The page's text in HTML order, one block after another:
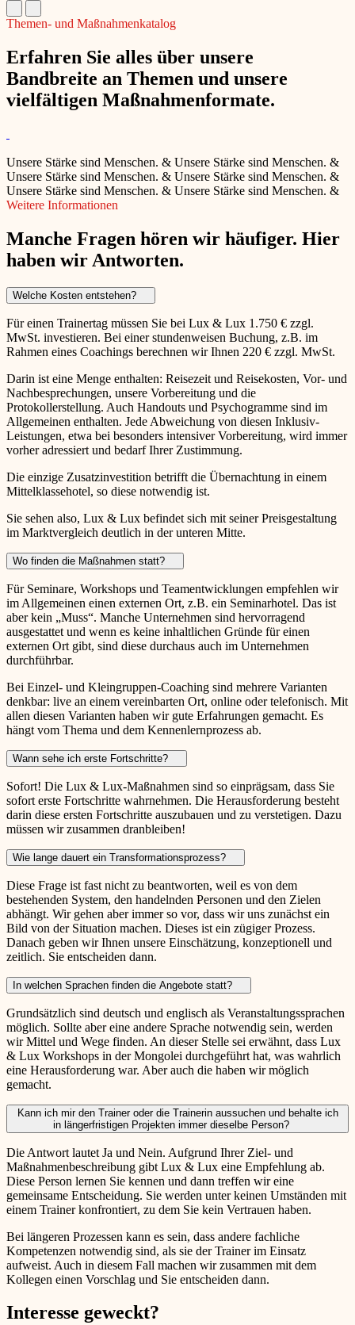
Themen- und Maßnahmenkatalog
Erfahren Sie alles über unsere
Bandbreite an Themen und unsere
vielfältigen Maßnahmenformate.
Unsere Stärke sind Menschen. & Unsere Stärke sind Menschen. &
Unsere Stärke sind Menschen. & Unsere Stärke sind Menschen. &
Unsere Stärke sind Menschen. & Unsere Stärke sind Menschen. &
Weitere Informationen
Manche Fragen hören wir häufiger. Hier
haben wir Antworten.
Welche Kosten entstehen?
Für einen Trainertag müssen Sie bei Lux & Lux 1.750 € zzgl.
MwSt. investieren. Bei einer stundenweisen Buchung, z.B. im
Rahmen eines Coachings berechnen wir Ihnen 220 € zzgl. MwSt.
Darin ist eine Menge enthalten: Reisezeit und Reisekosten, Vor- und
Nachbesprechungen, unsere Vorbereitung und die
Protokollerstellung. Auch Handouts und Psychogramme sind im
Allgemeinen enthalten. Jede Abweichung von diesen Inklusiv-
Leistungen, etwa bei besonders intensiver Vorbereitung, wird immer
vorher adressiert und bedarf Ihrer Zustimmung.
Die einzige Zusatzinvestition betrifft die Übernachtung in einem
Mittelklassehotel, so diese notwendig ist.
Sie sehen also, Lux & Lux befindet sich mit seiner Preisgestaltung
im Marktvergleich deutlich in der unteren Mitte.
Wo finden die Maßnahmen statt?
Für Seminare, Workshops und Teamentwicklungen empfehlen wir
im Allgemeinen einen externen Ort, z.B. ein Seminarhotel. Das ist
aber kein „Muss“. Manche Unternehmen sind hervorragend
ausgestattet und wenn es keine inhaltlichen Gründe für einen
externen Ort gibt, sind diese durchaus auch im Unternehmen
durchführbar.
Bei Einzel- und Kleingruppen-Coaching sind mehrere Varianten
denkbar: live an einem vereinbarten Ort, online oder telefonisch. Mit
allen diesen Varianten haben wir gute Erfahrungen gemacht. Es
hängt vom Thema und dem Kennenlernprozess ab.
Wann sehe ich erste Fortschritte?
Sofort! Die Lux & Lux-Maßnahmen sind so einprägsam, dass Sie
sofort erste Fortschritte wahrnehmen. Die Herausforderung besteht
darin diese ersten Fortschritte auszubauen und zu verstetigen. Dazu
müssen wir zusammen dranbleiben!
Wie lange dauert ein Transformationsprozess?
Diese Frage ist fast nicht zu beantworten, weil es von dem
bestehenden System, den handelnden Personen und den Zielen
abhängt. Wir gehen aber immer so vor, dass wir uns zunächst ein
Bild von der Situation machen. Dieses ist ein zügiger Prozess.
Danach geben wir Ihnen unsere Einschätzung, konzeptionell und
zeitlich. Sie entscheiden dann.
In welchen Sprachen finden die Angebote statt?
Grundsätzlich sind deutsch und englisch als Veranstaltungssprachen
möglich. Sollte aber eine andere Sprache notwendig sein, werden
wir Mittel und Wege finden. An dieser Stelle sei erwähnt, dass Lux
& Lux Workshops in der Mongolei durchgeführt hat, was wahrlich
eine Herausforderung war. Aber auch die haben wir möglich
gemacht.
Kann ich mir den Trainer oder die Trainerin aussuchen und behalte ich
in längerfristigen Projekten immer dieselbe Person?
Die Antwort lautet Ja und Nein. Aufgrund Ihrer Ziel- und
Maßnahmenbeschreibung gibt Lux & Lux eine Empfehlung ab.
Diese Person lernen Sie kennen und dann treffen wir eine
gemeinsame Entscheidung. Sie werden unter keinen Umständen mit
einem Trainer konfrontiert, zu dem Sie kein Vertrauen haben.
Bei längeren Prozessen kann es sein, dass andere fachliche
Kompetenzen notwendig sind, als sie der Trainer im Einsatz
aufweist. Auch in diesem Fall machen wir zusammen mit dem
Kollegen einen Vorschlag und Sie entscheiden dann.
Interesse geweckt?